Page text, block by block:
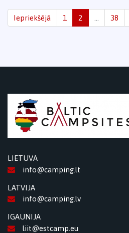
Iepriekšējā 1 2 38
LIETUVA
info@camping.lt
LATVIJA
info@camping.lv
IGAUNIJA
liit@estcamp.eu